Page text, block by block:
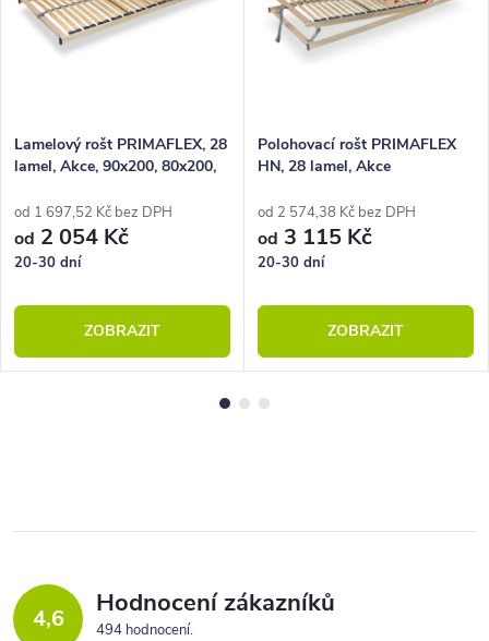
Lamelový rošt PRIMAFLEX, 28
lamel, Akce, 90x200, 80x200,
od 1 697,52 Kč bez DPH
od 2 054 Kč
20-30 dní
ZOBRAZIT
Polohovací rošt PRIMAFLEX
HN, 28 lamel, Akce
od 2 574,38 Kč bez DPH
od 3 115 Kč
20-30 dní
ZOBRAZIT
4,6 Hodnocení zákazníků
494 hodnocení